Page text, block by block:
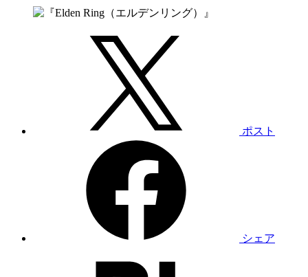
ポスト
シェア